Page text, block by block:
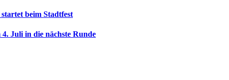
beim Stadtfest
Juli in die nächste Runde